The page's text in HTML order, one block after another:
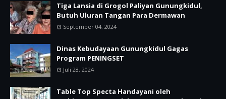
Tiga Lansia di Grogol Paliyan Gunungkidul,
Butuh Uluran Tangan Para Dermawan
September 04, 2024
Dinas Kebudayaan Gunungkidul Gagas
Program PENINGSET
Juli 28, 2024
Table Top Specta Handayani oleh